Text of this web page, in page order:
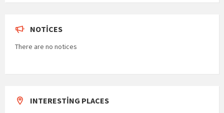
NOTICES
There are no notices
INTERESTING PLACES